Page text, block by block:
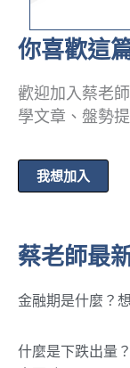
你喜歡這
歡迎加入蔡老
學文章、盤勢
我想加入
蔡老師最
金融期是什麼？
什麼是下跌出量